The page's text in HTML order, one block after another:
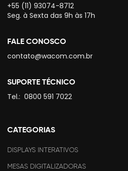
+55 (11) 93074-8712
Seg. à Sexta das 9h às 17h
FALE CONOSCO
contato@wacom.com.br
SUPORTE TÉCNICO
Tel.: 0800 591 7022
CATEGORIAS
DISPLAYS INTERATIVOS
MESAS DIGITALIZADORAS